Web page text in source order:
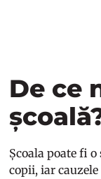
De ce
Școala poate fi
copii, iar